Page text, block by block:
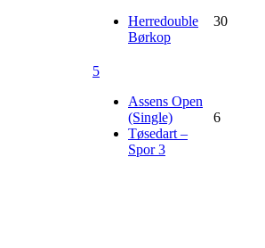
Herredouble
Børkop
30
5
Assens Open
(Single)
Tøsedart –
Spor 3
6